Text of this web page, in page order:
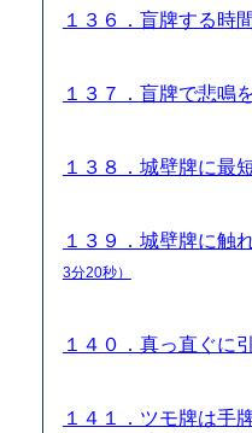
１３６．盲牌する時
１３７．盲牌で悲鳴
１３８．城壁牌に最
１３９．城壁牌に触
3分20秒）
１４０．真っ直ぐに
１４１．ツモ牌は手